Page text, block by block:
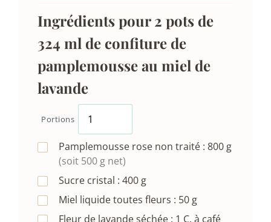
Ingrédients pour 2 pots de
324 ml de confiture de
pamplemousse au miel de
lavande
Portions
Pamplemousse rose non traité : 800 g
(soit 500 g net)
Sucre cristal : 400 g
Miel liquide toutes fleurs : 50 g
Fleur de lavande séchée : 1 C. à café